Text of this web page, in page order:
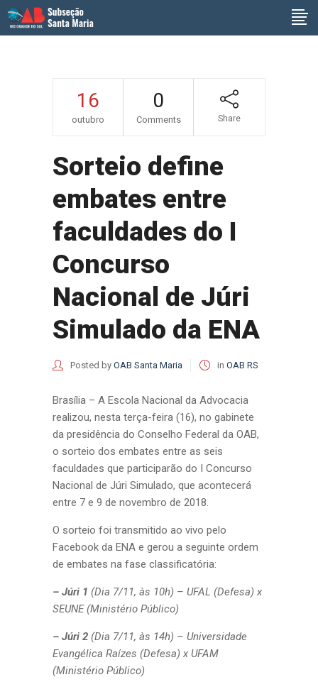
16
outubro
0
Comments Share
Sorteio define
embates entre
faculdades do I
Concurso
Nacional de Júri
Simulado da ENA
Posted by OAB Santa Maria in OAB RS
Brasília – A Escola Nacional da Advocacia
realizou, nesta terça-feira (16), no gabinete
da presidência do Conselho Federal da OAB,
o sorteio dos embates entre as seis
faculdades que participarão do I Concurso
Nacional de Júri Simulado, que acontecerá
entre 7 e 9 de novembro de 2018.
O sorteio foi transmitido ao vivo pelo
Facebook da ENA e gerou a seguinte ordem
de embates na fase classificatória:
– Júri 1 (Dia 7/11, às 10h) – UFAL (Defesa) x
SEUNE (Ministério Público)
– Júri 2 (Dia 7/11, às 14h) – Universidade
Evangélica Raízes (Defesa) x UFAM
(Ministério Público)